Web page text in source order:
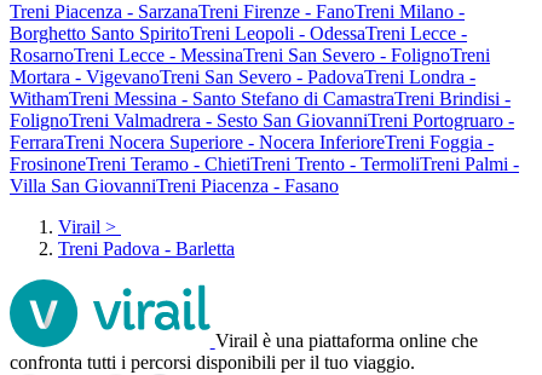
Treni Piacenza - SarzanaTreni Firenze - FanoTreni Milano -
Borghetto Santo SpiritoTreni Leopoli - OdessaTreni Lecce -
RosarnoTreni Lecce - MessinaTreni San Severo - FolignoTreni
Mortara - VigevanoTreni San Severo - PadovaTreni Londra -
WithamTreni Messina - Santo Stefano di CamastraTreni Brindisi -
FolignoTreni Valmadrera - Sesto San GiovanniTreni Portogruaro -
FerraraTreni Nocera Superiore - Nocera InferioreTreni Foggia -
FrosinoneTreni Teramo - ChietiTreni Trento - TermoliTreni Palmi -
Villa San GiovanniTreni Piacenza - Fasano
Virail >
Treni Padova - Barletta
Virail è una piattaforma online che
confronta tutti i percorsi disponibili per il tuo viaggio.